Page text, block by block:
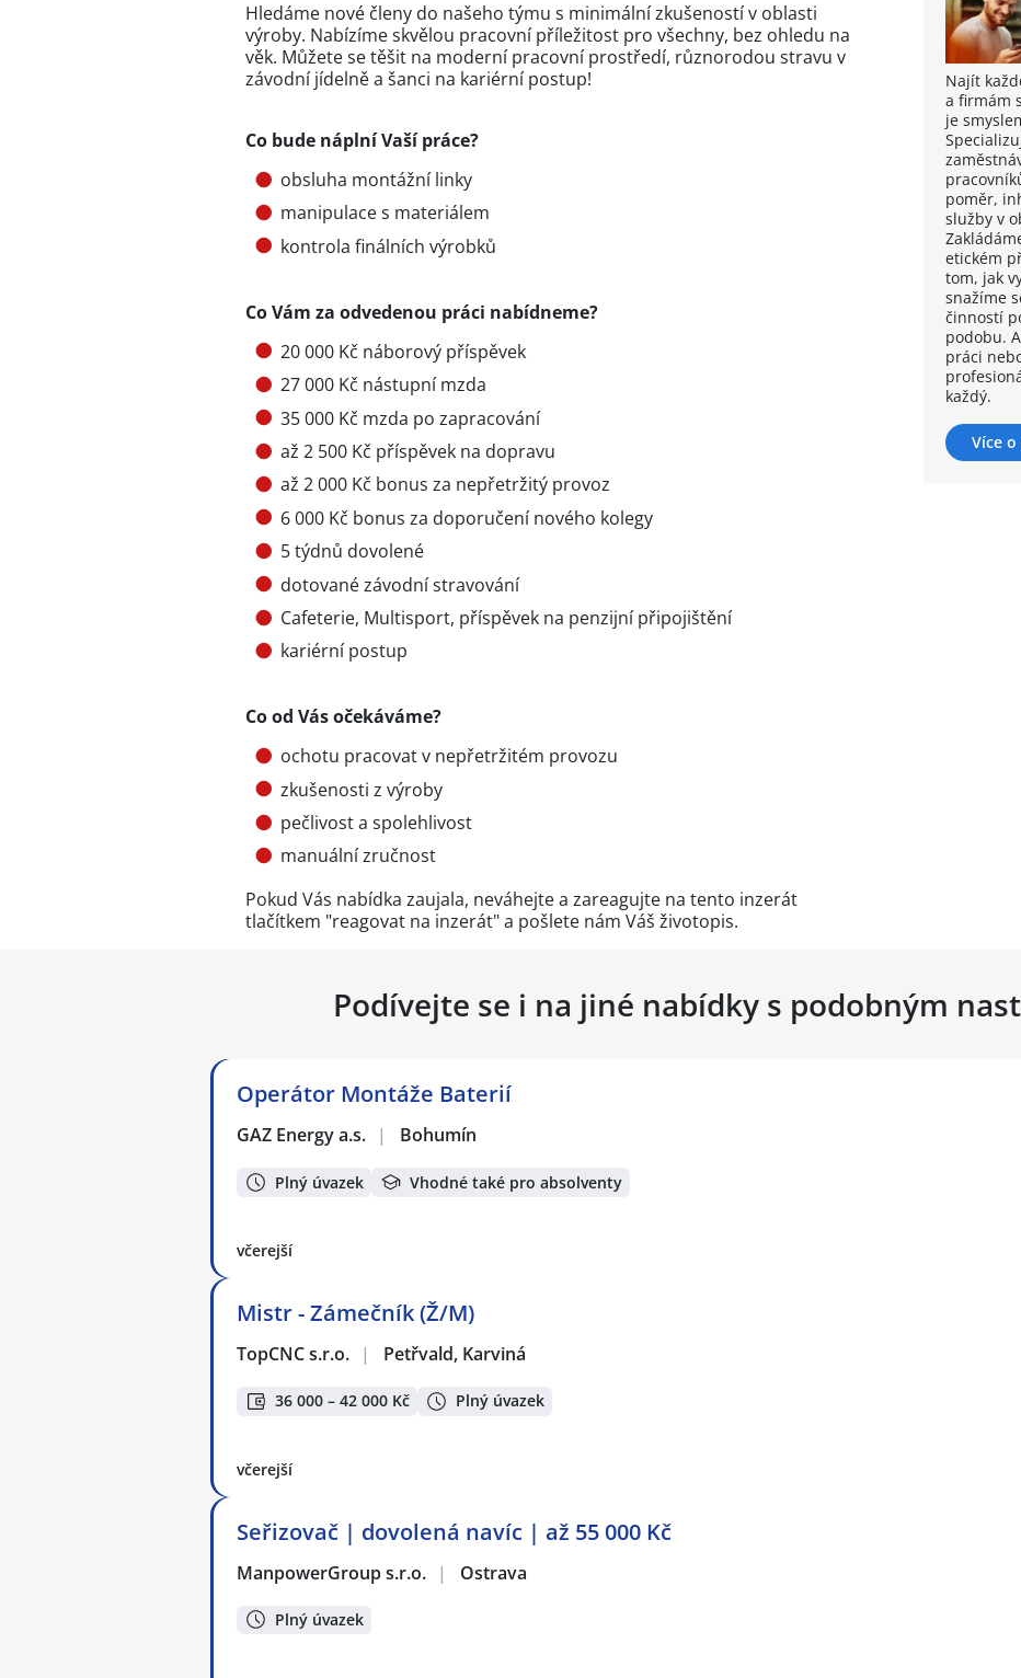
Najít
a firmám
je
poměr,
služby v
etickém
tom, jak
snažíme
činností
podobu.
práci
každý.
Více o
Hledáme nové členy do našeho týmu s minimální zkušeností v oblasti
výroby. Nabízíme skvělou pracovní příležitost pro všechny, bez ohledu na
věk. Můžete se těšit na moderní pracovní prostředí, různorodou stravu v
závodní jídelně a šanci na kariérní postup!
Co bude náplní Vaší práce?
obsluha montážní linky
manipulace s materiálem
kontrola finálních výrobků
Co Vám za odvedenou práci nabídneme?
20 000 Kč náborový příspěvek
27 000 Kč nástupní mzda
35 000 Kč mzda po zapracování
až 2 500 Kč příspěvek na dopravu
až 2 000 Kč bonus za nepřetržitý provoz
6 000 Kč bonus za doporučení nového kolegy
5 týdnů dovolené
dotované závodní stravování
Cafeterie, Multisport, příspěvek na penzijní připojištění
kariérní postup
Co od Vás očekáváme?
ochotu pracovat v nepřetržitém provozu
zkušenosti z výroby
pečlivost a spolehlivost
manuální zručnost
Pokud Vás nabídka zaujala, neváhejte a zareagujte na tento inzerát
tlačítkem "reagovat na inzerát" a pošlete nám Váš životopis.
Podívejte se i na jiné nabídky s podobným
Operátor Montáže Baterií
GAZ Energy a.s. | Bohumín
Plný úvazek Vhodné také pro absolventy
včerejší
Mistr - Zámečník (Ž/M)
TopCNC s.r.o. | Petřvald, Karviná
36 000 – 42 000 Kč Plný úvazek
včerejší
Seřizovač | dovolená navíc | až 55 000 Kč
ManpowerGroup s.r.o. | Ostrava
Plný úvazek